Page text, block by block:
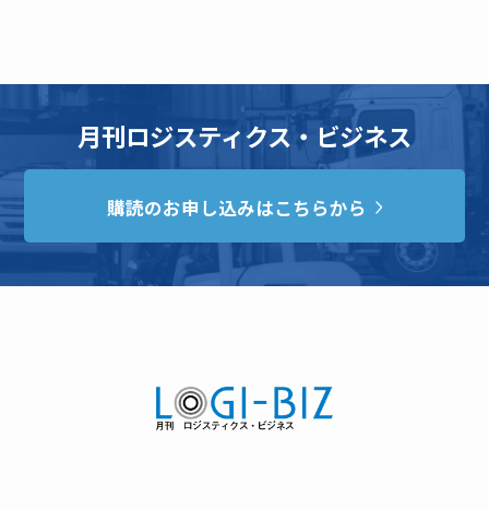
月刊ロジスティクス・ビジネス
購読のお申し込みはこちらから